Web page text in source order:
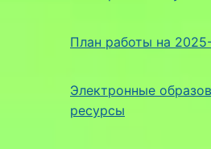
План работы на
Электронные
ресурсы